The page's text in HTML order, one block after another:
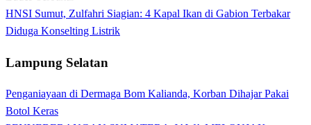
HNSI Sumut, Zulfahri Siagian: 4 Kapal Ikan di Gabion Terbakar
Diduga Konselting Listrik
Lampung Selatan
Penganiayaan di Dermaga Bom Kalianda, Korban Dihajar Pakai
Botol Keras